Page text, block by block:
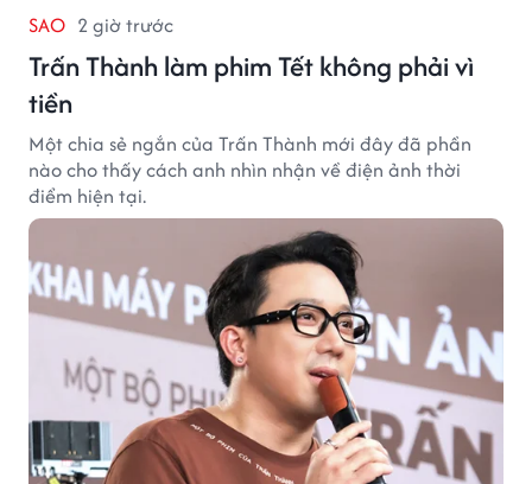
SAO 2 giờ trước
Trấn Thành làm phim Tết không phải vì
tiền
Một chia sẻ ngắn của Trấn Thành mới đây đã phần
nào cho thấy cách anh nhìn nhận về điện ảnh thời
điểm hiện tại.